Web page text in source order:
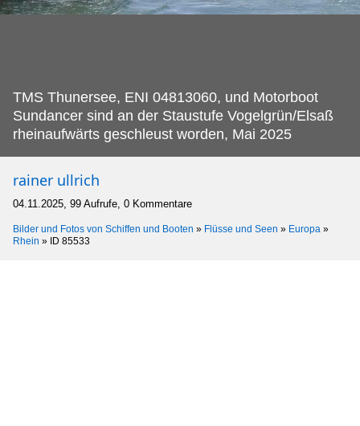
TMS Thunersee, ENI 04813060, und Motorboot
Sundancer sind an der Staustufe Vogelgrün/Elsaß
rheinaufwärts geschleust worden, Mai 2025
rainer ullrich
04.11.2025, 99 Aufrufe, 0 Kommentare
Bilder und Fotos von Schiffen und Booten » Flüsse und Seen » Europa »
Rhein » ID 85533